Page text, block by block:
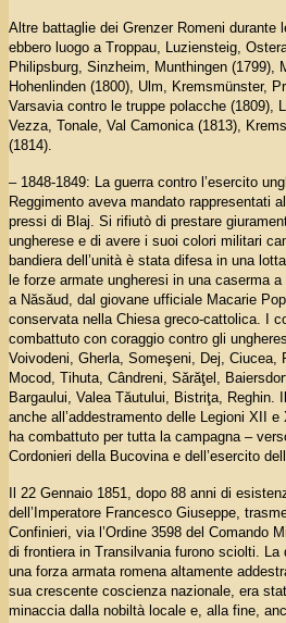
Altre battaglie dei Grenzer Romeni durante
ebbero luogo a Troppau, Luziensteig,
Philipsburg, Sinzheim, Munthingen (1799),
Hohenlinden (1800), Ulm, Kremsmünster,
Varsavia contro le truppe polacche (1809),
Vezza, Tonale, Val Camonica (1813),
(1814).
– 1848-1849: La guerra contro l’esercito
Reggimento aveva mandato rappresentati
pressi di Blaj. Si rifiutò di prestare
ungherese e di avere i suoi colori militari
bandiera dell’unità è stata difesa in una
le forze armate ungheresi in una caserma
a Năsăud, dal giovane ufficiale Macarie
conservata nella Chiesa greco-cattolica. I
combattuto con coraggio contro gli
Voivodeni, Gherla, Someşeni, Dej, Ciucea,
Mocod, Tihuta, Cândreni, Sărăţel,
Bargaului, Valea Tăutului, Bistriţa, Reghin.
anche all’addestramento delle Legioni XII
ha combattuto per tutta la campagna –
Cordonieri della Bucovina e dell’esercito
Il 22 Gennaio 1851, dopo 88 anni di
dell’Imperatore Francesco Giuseppe,
Confinieri, via l’Ordine 3598 del Comando
di frontiera in Transilvania furono sciolti.
una forza armata romena altamente
sua crescente coscienza nazionale, era
minaccia dalla nobiltà locale e, alla fine,